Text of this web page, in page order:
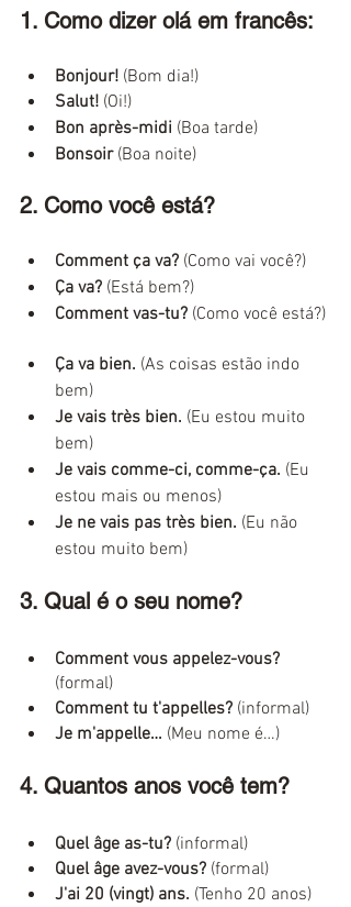
1. Como dizer olá em francês:
Bonjour! (Bom dia!)
Salut! (Oi!)
Bon après-midi (Boa tarde)
Bonsoir (Boa noite)
2. Como você está?
Comment ça va? (Como vai você?)
Ça va? (Está bem?)
Comment vas-tu? (Como você está?)
Ça va bien. (As coisas estão indo
bem)
Je vais très bien. (Eu estou muito
bem)
Je vais comme-ci, comme-ça. (Eu
estou mais ou menos)
Je ne vais pas très bien. (Eu não
estou muito bem)
3. Qual é o seu nome?
Comment vous appelez-vous?
(formal)
Comment tu t'appelles? (informal)
Je m'appelle… (Meu nome é…)
4. Quantos anos você tem?
Quel âge as-tu? (informal)
Quel âge avez-vous? (formal)
J'ai 20 (vingt) ans. (Tenho 20 anos)